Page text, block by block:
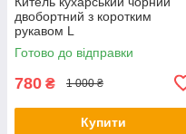
двобортний з коротким
рукавом L
Готово до відправки
780 ₴ 1 000 ₴
Купити